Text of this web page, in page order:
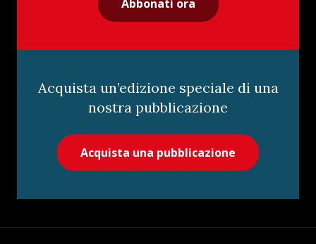
Abbonati ora
Acquista un’edizione speciale di una
nostra pubblicazione
Acquista una pubblicazione